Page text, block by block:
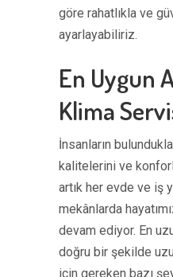
göre rahatlıkla ve
ayarlayabiliriz.
En Uygun
Klima
İnsanların
kalitelerini ve
artık her evde ve iş
mekânlarda
devam ediyor. En
doğru bir şekilde
için gereken bazı